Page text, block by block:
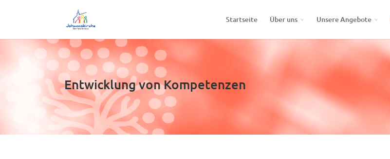
Startseite Über uns Unsere Angebote
Entwicklung von Kompetenzen